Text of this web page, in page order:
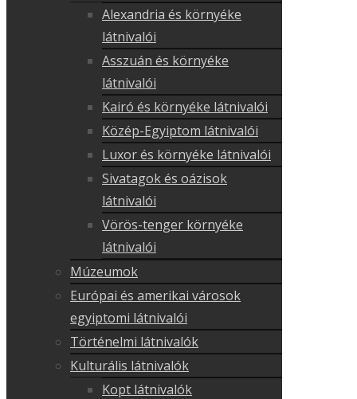
Alexandria és környéke
látnivalói
Asszuán és környéke
látnivalói
Kairó és környéke látnivalói
Közép-Egyiptom látnivalói
Luxor és környéke látnivalói
Sivatagok és oázisok
látnivalói
Vörös-tenger környéke
látnivalói
Múzeumok
Európai és amerikai városok
egyiptomi látnivalói
Történelmi látnivalók
Kulturális látnivalók
Kopt látnivalók